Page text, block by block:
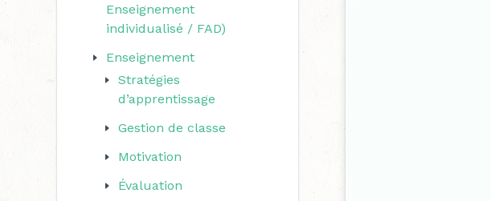
Enseignement
individualisé / FAD)
Enseignement
Stratégies
d’apprentissage
Gestion de classe
Motivation
Évaluation